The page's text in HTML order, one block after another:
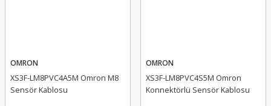
OMRON
XS3F-LM8PVC4A5M Omron M8
Sensör Kablosu
OMRON
XS3F-LM8PVC4S5M Omron
Konnektörlü Sensör Kablosu